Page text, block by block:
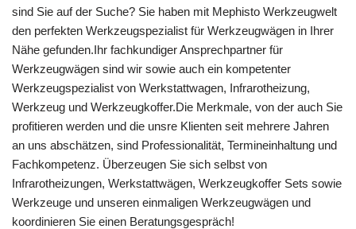
sind Sie auf der Suche? Sie haben mit Mephisto Werkzeugwelt
den perfekten Werkzeugspezialist für Werkzeugwägen in Ihrer
Nähe gefunden.Ihr fachkundiger Ansprechpartner für
Werkzeugwägen sind wir sowie auch ein kompetenter
Werkzeugspezialist von Werkstattwagen, Infrarotheizung,
Werkzeug und Werkzeugkoffer.Die Merkmale, von der auch Sie
profitieren werden und die unsre Klienten seit mehrere Jahren
an uns abschätzen, sind Professionalität, Termineinhaltung und
Fachkompetenz. Überzeugen Sie sich selbst von
Infrarotheizungen, Werkstattwägen, Werkzeugkoffer Sets sowie
Werkzeuge und unseren einmaligen Werkzeugwägen und
koordinieren Sie einen Beratungsgespräch!